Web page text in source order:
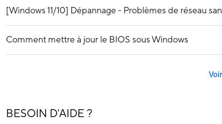
BESOIN D'AIDE ?
[Windows 11/10] Dépannage - Problèmes de réseau
Comment mettre à jour le BIOS sous Windows